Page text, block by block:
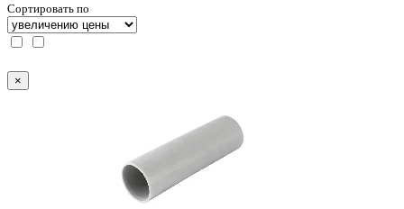
Сортировать по
×